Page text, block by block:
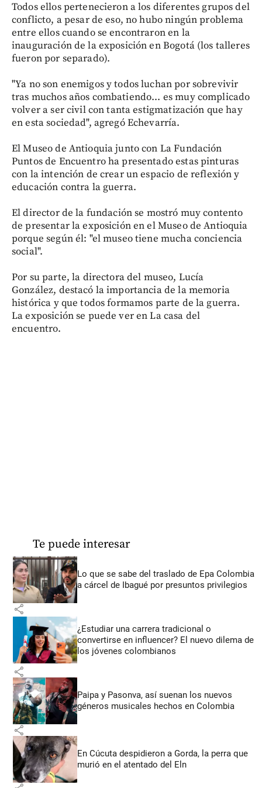
Todos ellos pertenecieron a los diferentes grupos del
conflicto, a pesar de eso, no hubo ningún problema
entre ellos cuando se encontraron en la
inauguración de la exposición en Bogotá (los talleres
fueron por separado).
"Ya no son enemigos y todos luchan por sobrevivir
tras muchos años combatiendo... es muy complicado
volver a ser civil con tanta estigmatización que hay
en esta sociedad", agregó Echevarría.
El Museo de Antioquia junto con La Fundación
Puntos de Encuentro ha presentado estas pinturas
con la intención de crear un espacio de reflexión y
educación contra la guerra.
El director de la fundación se mostró muy contento
de presentar la exposición en el Museo de Antioquia
porque según él: "el museo tiene mucha conciencia
social".
Por su parte, la directora del museo, Lucía
González, destacó la importancia de la memoria
histórica y que todos formamos parte de la guerra.
La exposición se puede ver en La casa del
encuentro.
Te puede interesar
Lo que se sabe del traslado de Epa Colombia
a cárcel de Ibagué por presuntos privilegios
share
¿Estudiar una carrera tradicional o
convertirse en influencer? El nuevo dilema de
los jóvenes colombianos
share
Paipa y Pasonva, así suenan los nuevos
géneros musicales hechos en Colombia
share
En Cúcuta despidieron a Gorda, la perra que
murió en el atentado del Eln